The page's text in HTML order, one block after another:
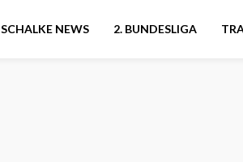
SCHALKE NEWS 2. BUNDESLIGA